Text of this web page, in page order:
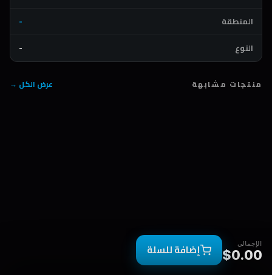
المنطقة
-
النوع
-
منتجات مشابهة عرض الكل →
الإجمالي
$0.00 إضافة للسلة